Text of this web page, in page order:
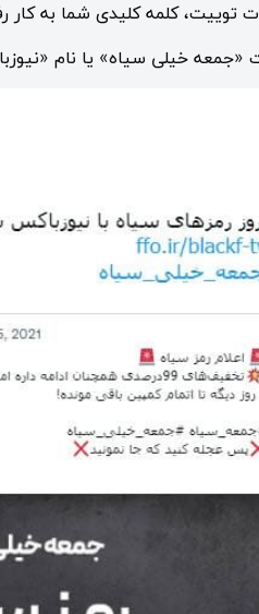
توییت، کلمه کلیدی شما به کار
«جمعه خیلی سیاه» یا نام